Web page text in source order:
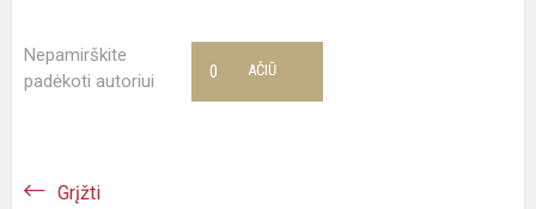
Nepamirškite
padėkoti autoriui
AČIŪ
0
Grįžti